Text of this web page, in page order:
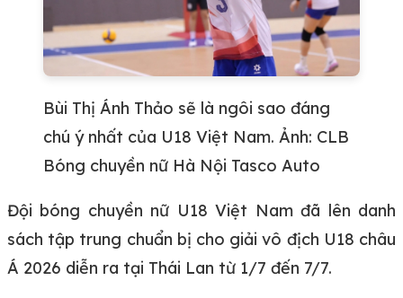
Bùi Thị Ánh Thảo sẽ là ngôi sao đáng
chú ý nhất của U18 Việt Nam. Ảnh: CLB
Bóng chuyền nữ Hà Nội Tasco Auto
Đội bóng chuyền nữ U18 Việt Nam đã lên danh
sách tập trung chuẩn bị cho giải vô địch U18 châu
Á 2026 diễn ra tại Thái Lan từ 1/7 đến 7/7.